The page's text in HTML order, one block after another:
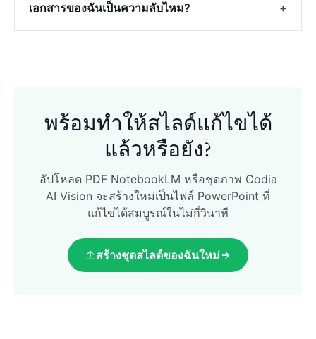
เอกสารของฉันเป็นความลับไหม? +
พร้อมทำให้สไลด์แก้ไขได้
แล้วหรือยัง?
อัปโหลด PDF NotebookLM หรือชุดภาพ Codia
AI Vision จะสร้างใหม่เป็นไฟล์ PowerPoint ที่
แก้ไขได้สมบูรณ์ในไม่กี่วินาที
สร้างชุดสไลด์ของฉันใหม่